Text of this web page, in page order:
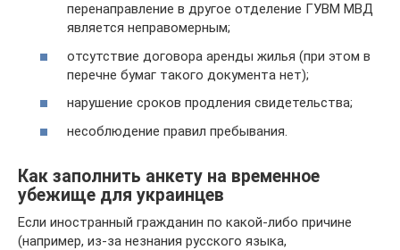
перенаправление в другое отделение ГУВМ МВД
является неправомерным;
отсутствие договора аренды жилья (при этом в
перечне бумаг такого документа нет);
нарушение сроков продления свидетельства;
несоблюдение правил пребывания.
Как заполнить анкету на временное
убежище для украинцев
Если иностранный гражданин по какой-либо причине
(например, из-за незнания русского языка,